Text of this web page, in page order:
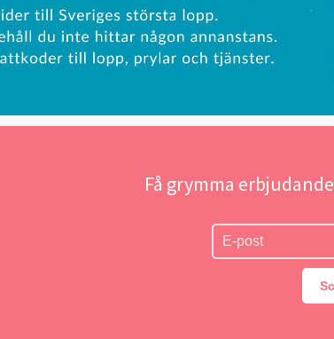
Få grymma